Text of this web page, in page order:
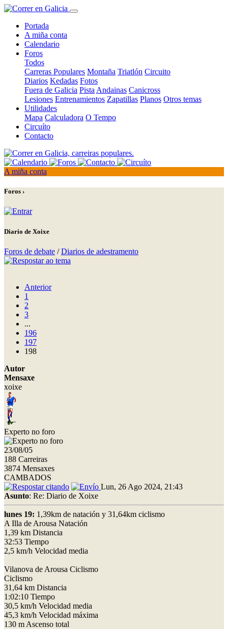
Portada
A miña conta
Calendario
Foros
Todos
Carreras Populares Montaña Triatlón Circuito
Diarios Kedadas Fotos
Fuera de Galicia Pista Andainas Canicross
Lesiones Entrenamientos Zapatillas Planos Otros temas
Utilidades
Mapa Calculadora O Tempo
Circuíto
Contacto
A miña conta
Foros ›
Diario de Xoixe
Foros de debate /Diarios de adestramento
Anterior
1
2
3
...
196
197
198
Autor
Mensaxe
xoixe
Experto no foro
23/08/05
188 Carreiras
3874 Mensaxes
CAMBADOS
Lun, 26 Ago 2024, 21:43
Asunto: Re: Diario de Xoixe
lunes 19: 1,39km de natación y 31,64km ciclismo
A Illa de Arousa Natación
1,39 km Distancia
32:53 Tiempo
2,5 km/h Velocidad media
Vilanova de Arousa Ciclismo
Ciclismo
31,64 km Distancia
1:02:10 Tiempo
30,5 km/h Velocidad media
45,3 km/h Velocidad máxima
130 m Ascenso total